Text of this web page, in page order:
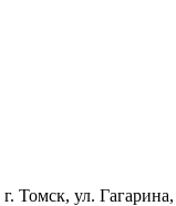
г. Томск, ул.